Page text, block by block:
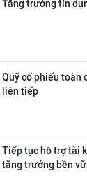
Tăng trưởng tín
Quỹ cổ phiếu toàn
liên tiếp
Tiếp tục hỗ trợ tài
tăng trưởng bền